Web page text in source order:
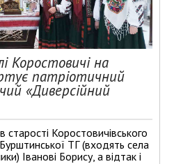
Коростовичі на
патріотичний
«Диверсійний
Коростовичівського
ТГ (входять села
Іванові Борису, а відтак і